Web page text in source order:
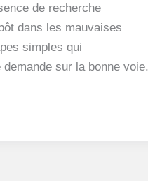
de recherche
dans les mauvaises
simples qui
sur la bonne voie.